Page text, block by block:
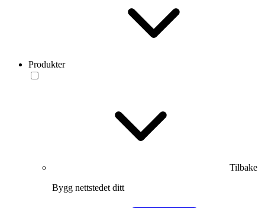
Produkter
Tilbake
Bygg nettstedet ditt